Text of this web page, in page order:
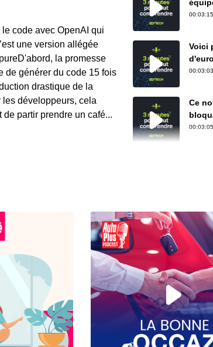
code avec OpenAI qui
une version allégée
la promesse
de générer du code 15 fois
drastique de la
les développeurs, cela
partir prendre un café...
Voici
Ce
À
Face
00:03:14
Ce